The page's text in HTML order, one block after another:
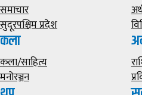
समाचार
सुदूरपश्चिम प्रदेश
कला
कला/साहित्य
मनोरञ्जन